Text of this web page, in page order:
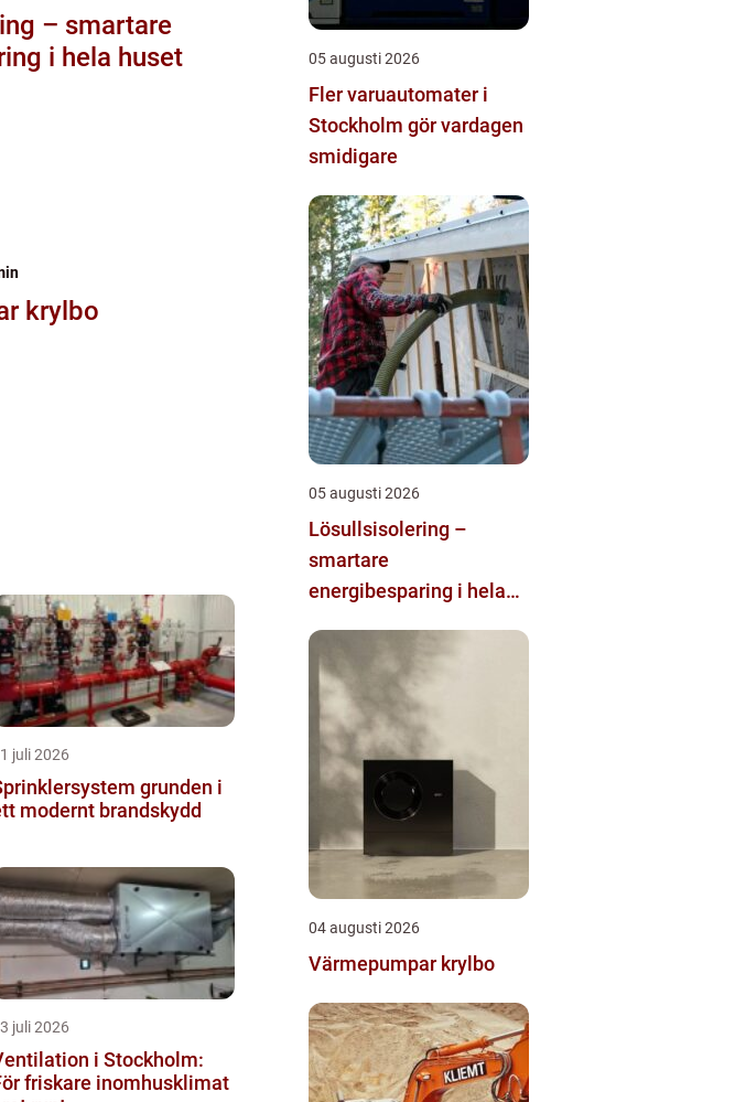
– smartare
i hela huset
krylbo
juli 2026
grunden i
modernt brandskydd
juli 2026
i Stockholm:
friskare inomhusklimat
05 augusti 2026
Fler varuautomater i
Stockholm gör vardagen
smidigare
05 augusti 2026
Lösullsisolering –
smartare
energibesparing i hela
04 augusti 2026
Värmepumpar krylbo